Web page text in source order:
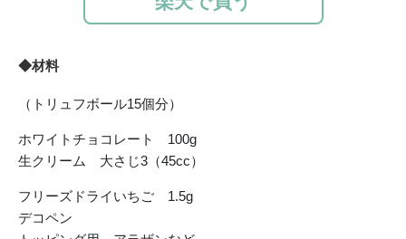
◆材料
（トリュフボール15個分）
ホワイトチョコレート 100g
生クリーム 大さじ3（45cc）
フリーズドライいちご 1.5g
デコペン